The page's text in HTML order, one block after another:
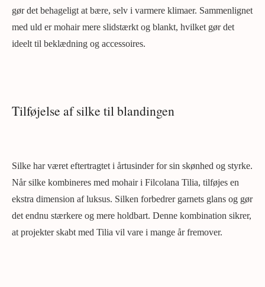
gør det behageligt at bære, selv i varmere klimaer. Sammenlignet
med uld er mohair mere slidstærkt og blankt, hvilket gør det
ideelt til beklædning og accessoires.
Tilføjelse af silke til blandingen
Silke har været eftertragtet i årtusinder for sin skønhed og styrke.
Når silke kombineres med mohair i Filcolana Tilia, tilføjes en
ekstra dimension af luksus. Silken forbedrer garnets glans og gør
det endnu stærkere og mere holdbart. Denne kombination sikrer,
at projekter skabt med Tilia vil vare i mange år fremover.